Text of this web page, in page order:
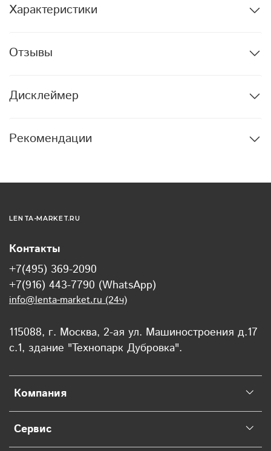
Характеристики
Отзывы
Дисклеймер
Рекомендации
LENTA-MARKET.RU
Компания
Сервис
Контакты
+7(495) 369-2090
+7(916) 443-7790 (WhatsApp)
info@lenta-market.ru (24ч)
115088, г. Москва, 2-ая ул. Машиностроения д.17
с.1, здание "Технопарк Дубровка".